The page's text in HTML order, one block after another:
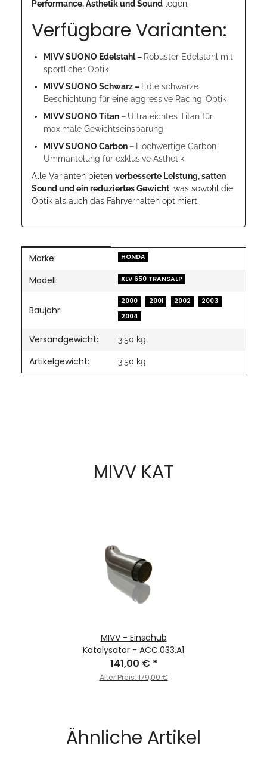
Performance, Ästhetik und Sound legen.
Verfügbare Varianten:
MIVV SUONO Edelstahl – Robuster Edelstahl mit
sportlicher Optik
MIVV SUONO Schwarz – Edle schwarze
Beschichtung für eine aggressive Racing-Optik
MIVV SUONO Titan – Ultraleichtes Titan für
maximale Gewichtseinsparung
MIVV SUONO Carbon – Hochwertige Carbon-
Ummantelung für exklusive Ästhetik
Alle Varianten bieten verbesserte Leistung, satten
Sound und ein reduziertes Gewicht , was sowohl die
Optik als auch das Fahrverhalten optimiert.
Produkteigenschaft
Wert
Marke: HONDA
Modell: XLV 650 TRANSALP
Baujahr:
2000 2001 2002
2003
2004
Versandgewicht: 3,50 kg
Artikelgewicht: 3,50 kg
MIVV KAT
MIVV - Einschub
Katalysator - ACC.033.A1
141,00 € *
Alter Preis:179,00 €
Ähnliche Artikel